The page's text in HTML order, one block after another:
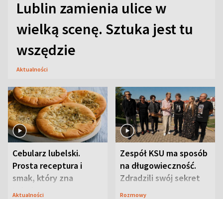
Lublin zamienia ulice w
wielką scenę. Sztuka jest tu
wszędzie
Aktualności
Cebularz lubelski.
Prosta receptura i
smak, który zna
Lubelszczyzna
Aktualności
Zespół KSU ma sposób
na długowieczność.
Zdradzili swój sekret
Rozmowy